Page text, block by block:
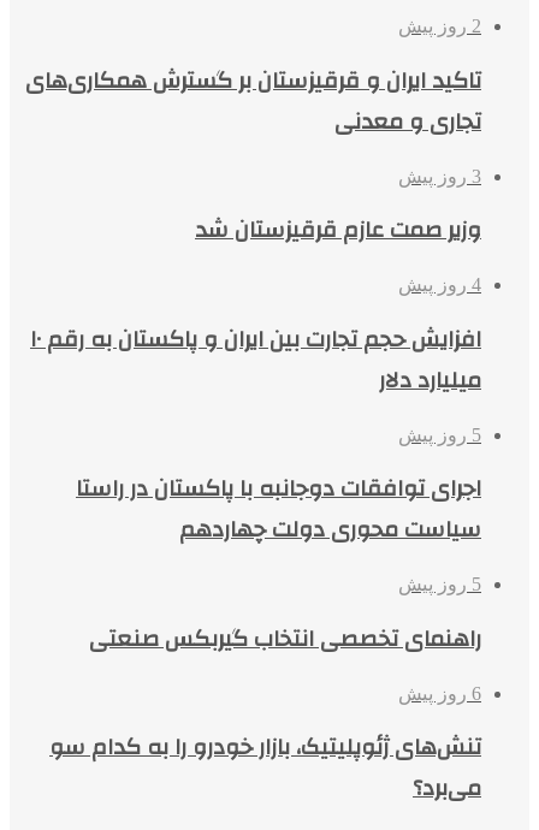
2 روز پیش
تاکید ایران و قرقیزستان بر گسترش همکاری‌های
تجاری و معدنی
3 روز پیش
وزیر صمت عازم قرقیزستان شد
4 روز پیش
افزایش حجم تجارت بین ایران و پاکستان به رقم ۱۰
میلیارد دلار
5 روز پیش
اجرای توافقات دوجانبه با پاکستان در راستا
سیاست محوری دولت چهاردهم
5 روز پیش
راهنمای تخصصی انتخاب گیربکس صنعتی
6 روز پیش
تنش‌های ژئوپلیتیک، بازار خودرو را به کدام سو
می‌برد؟